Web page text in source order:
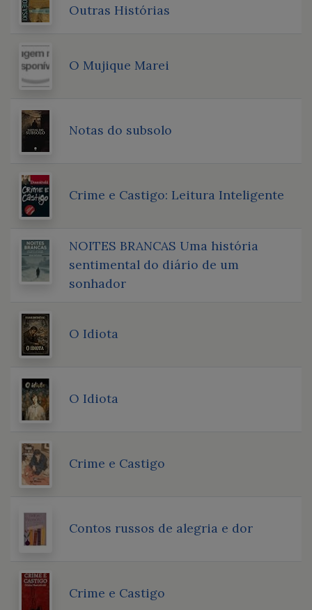
Outras Histórias
O Mujique Marei
Notas do subsolo
Crime e Castigo: Leitura Inteligente
NOITES BRANCAS Uma história
sentimental do diário de um
sonhador
O Idiota
O Idiota
Crime e Castigo
Contos russos de alegria e dor
Crime e Castigo